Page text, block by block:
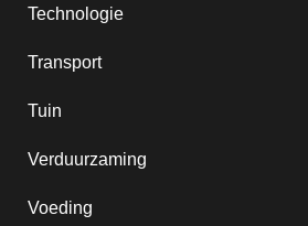
Technologie
Transport
Tuin
Verduurzaming
Voeding